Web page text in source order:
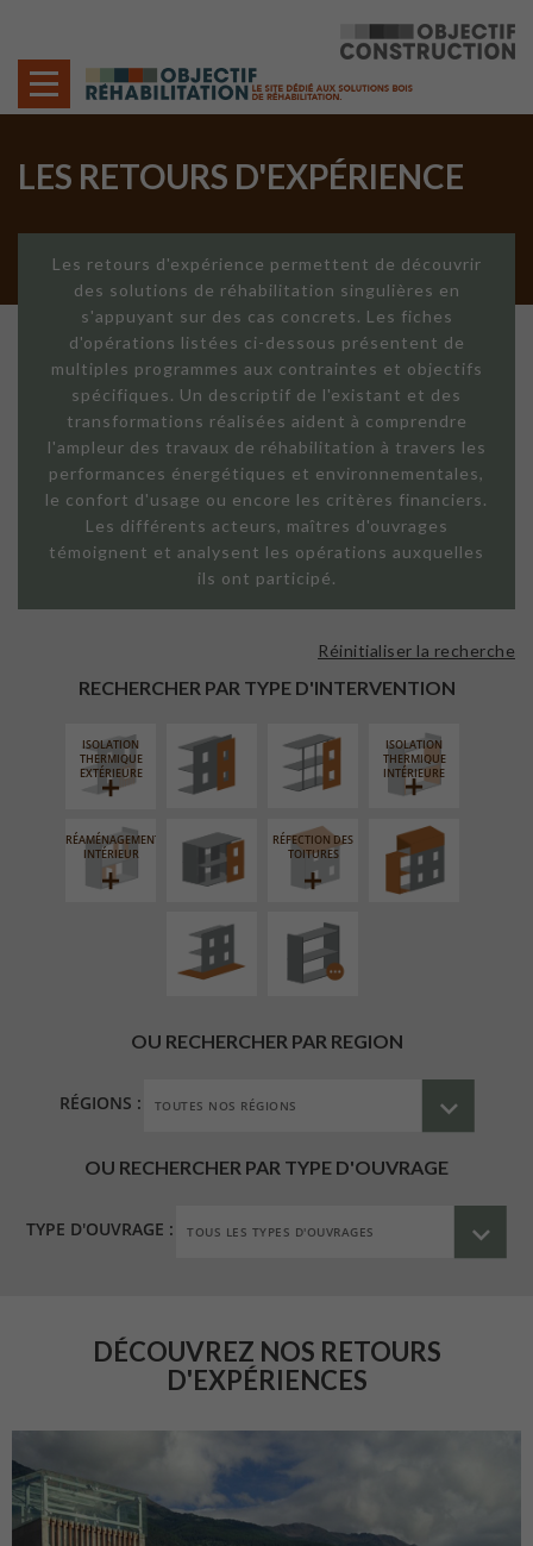
LES RETOURS D'EXPÉRIENCE
Les retours d'expérience permettent de découvrir
des solutions de réhabilitation singulières en
s'appuyant sur des cas concrets. Les fiches
d'opérations listées ci-dessous présentent de
multiples programmes aux contraintes et objectifs
spécifiques. Un descriptif de l'existant et des
transformations réalisées aident à comprendre
l'ampleur des travaux de réhabilitation à travers les
performances énergétiques et environnementales,
le confort d'usage ou encore les critères financiers.
Les différents acteurs, maîtres d'ouvrages
témoignent et analysent les opérations auxquelles
ils ont participé.
RECHERCHER PAR TYPE D'INTERVENTION
Réinitialiser la recherche
ISOLATION
THERMIQUE
EXTÉRIEURE
FAÇADE SUR
LINÉAIRE
ISOLATION
THERMIQUE
INTÉRIEURE
RÉAMÉNAGEMENT
INTÉRIEUR
FERMETURE
LOGGIAS
RÉFECTION DES
TOITURES
SURÉLÉVATION
EXTENSION
AMÉNAGEMENT
EXTÉRIEUR
PROCÉDÉ
PARTICULIER
OU RECHERCHER PAR REGION
RÉGIONS :
OU RECHERCHER PAR TYPE D'OUVRAGE
TYPE D'OUVRAGE :
DÉCOUVREZ NOS RETOURS
D'EXPÉRIENCES